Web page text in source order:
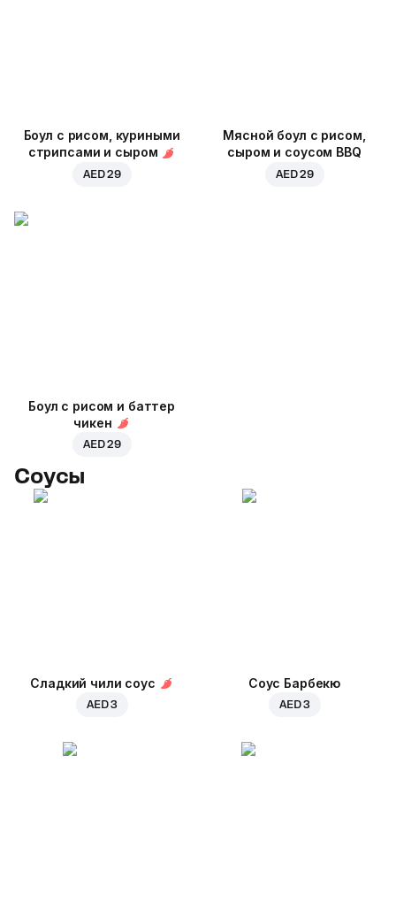
Боул с рисом, куриными
стрипсами и сыром
AED 29
Мясной боул с рисом,
сыром и соусом BBQ
AED 29
Боул с рисом и баттер
чикен
AED 29
Соусы
Сладкий чили соус
AED 3
Соус Барбекю
AED 3